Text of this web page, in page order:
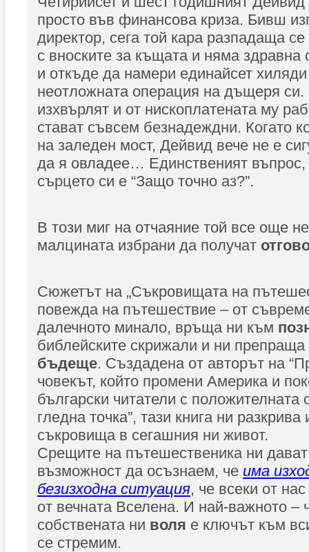
просто във финансова криза. Бивш
директор, сега той кара разпадаща
с вноските за къщата и няма здравна
и откъде да намери единайсет
неотложната операция на дъщеря си.
изхвърлят и от нископлатената му
стават съвсем безнадеждни. Когато
на заледен мост, Дейвид вече не е
да я овладее… Единственият въпрос,
сърцето си е “Защо точно аз?”.
В този миг на отчаяние той все още
малцината избрани да получат
Сюжетът на „Съкровищата на
повежда на пътешествие – от
далечното минало, връща ни към
библейските скрижали и ни
бъдеще. Създадена от авторът на
човекът, който промени Америка и
български читатели с положителната
гледна точка”, тази книга ни разкрива
съкровища в сегашния ни живот.
Срещите на пътешественика ни
възможност да осъзнаем, че има
безизходна ситуация, че всеки от
от вечната Вселена. И най-важното –
собствената ни воля е ключът към
се стремим.